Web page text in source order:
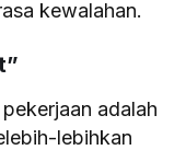
kewalahan.
adalah
lebihkan